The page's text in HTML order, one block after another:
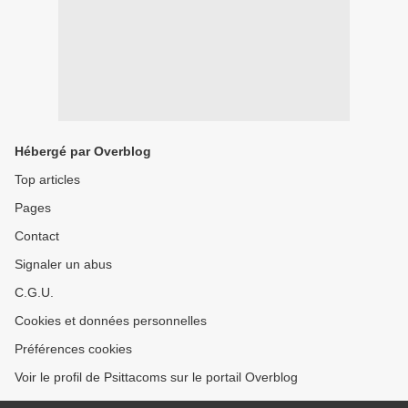
Hébergé par Overblog
Top articles
Pages
Contact
Signaler un abus
C.G.U.
Cookies et données personnelles
Préférences cookies
Voir le profil de Psittacoms sur le portail Overblog